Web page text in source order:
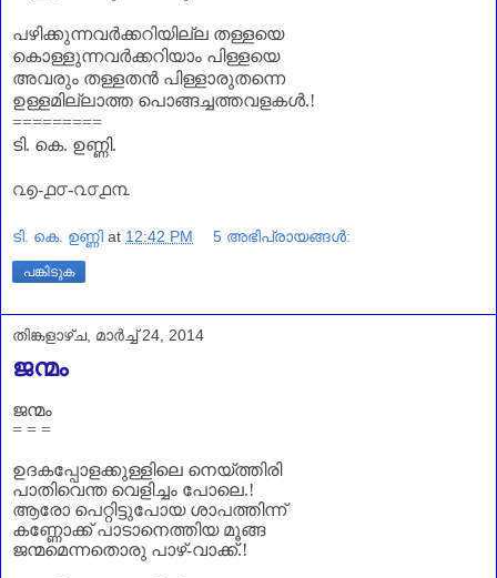
പഴിക്കുന്നവര്‍ക്കറിയില്ല തള്ളയെ
കൊള്ളുന്നവര്‍ക്കറിയാം പിള്ളയെ
അവരും തള്ളതൻ പിള്ളാരുതന്നെ
ഉള്ളമില്ലാത്ത പൊങ്ങച്ചത്തവളകൾ.!
=========
ടി. കെ. ഉണ്ണി.
൨൭-൧൦-൨൦൧൩
ടി. കെ. ഉണ്ണി at 12:42 PM 5 അഭിപ്രായങ്ങൾ:
പങ്കിടുക
തിങ്കളാഴ്‌ച, മാർച്ച് 24, 2014
ജന്മം
ജന്മം
= = =
ഉദകപ്പോളക്കുള്ളിലെ നെയ്ത്തിരി
പാതിവെന്ത വെളിച്ചം പോലെ.!
ആരോ പെറ്റിട്ടുപോയ ശാപത്തിന്ന്
കണ്ണോക്ക് പാടാനെത്തിയ മൂങ്ങ
ജന്മമെന്നതൊരു പാഴ്-വാക്ക്.!